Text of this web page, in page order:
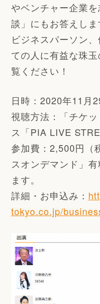
やベンチャー企業
談」にもお答えしま
ビジネスパーソン
ての人に有益な珠
覧ください！
日時：2020年11月
視聴方法：
「チケ
ス「PIA LIVE
参加費：2,500円（
スオンデマンド」
ます。
詳細・お申込み：
tokyo.co.jp/